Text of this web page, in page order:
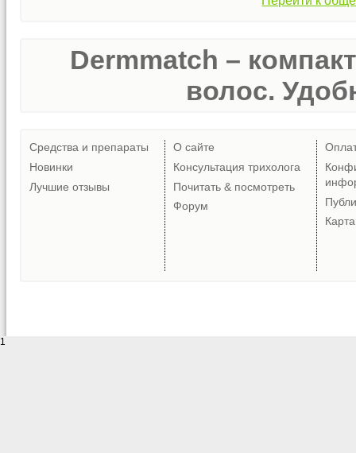
Dermmatch –
волос.
Средства и препараты
Новинки
Лучшие отзывы
О сайте
Консультация трихолога
Почитать & посмотреть
Форум
1